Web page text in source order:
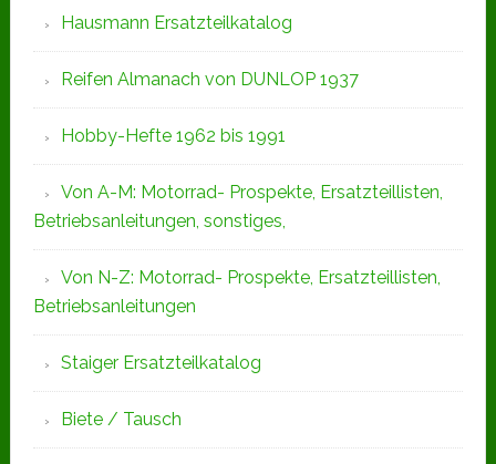
Hausmann Ersatzteilkatalog
Reifen Almanach von DUNLOP 1937
Hobby-Hefte 1962 bis 1991
Von A-M: Motorrad- Prospekte, Ersatzteillisten,
Betriebsanleitungen, sonstiges,
Von N-Z: Motorrad- Prospekte, Ersatzteillisten,
Betriebsanleitungen
Staiger Ersatzteilkatalog
Biete / Tausch